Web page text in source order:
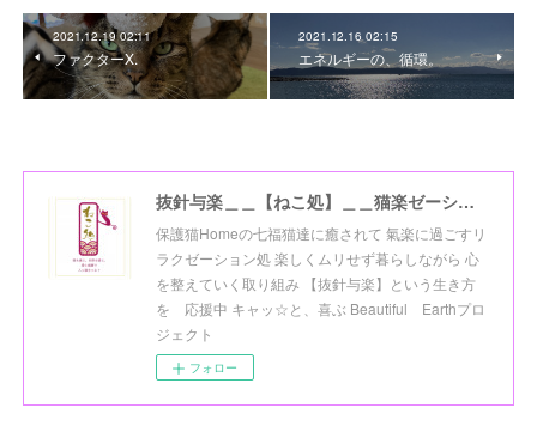
2021.12.19 02:11
ファクターX.
2021.12.16 02:15
エネルギーの、循環。
抜針与楽＿＿【ねこ処】＿＿猫楽ゼーションHome☆
保護猫Homeの七福猫達に癒されて 氣楽に過ごすリ
ラクゼーション処 楽しくムリせず暮らしながら 心
を整えていく取り組み 【抜針与楽】という生き方
を 応援中 キャッ☆と、喜ぶ Beautiful Earthプロ
ジェクト
フォロー